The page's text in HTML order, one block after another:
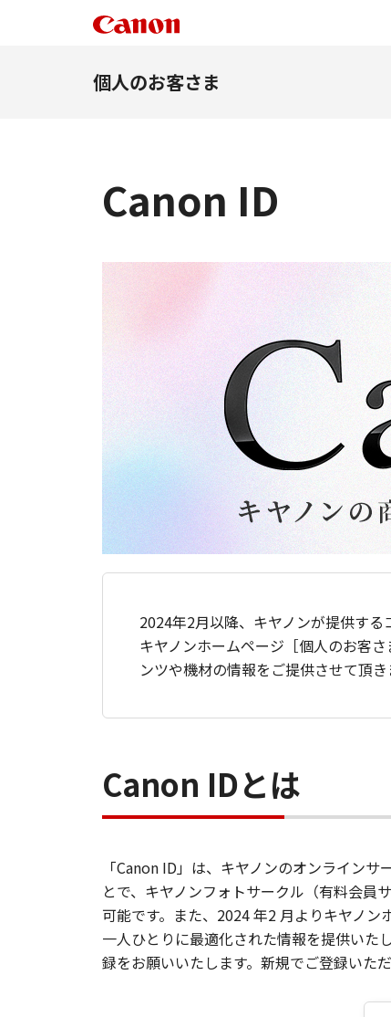
個人のお客さま
Canon ID
2024年2月以降、キヤノンが提供す
キヤノンホームページ［個人のお客
ンツや機材の情報をご提供させて頂き
Canon IDとは
「Canon ID」は、キヤノンのオンライン
とで、キヤノンフォトサークル（有料会員
可能です。また、2024 年2 月よりキヤノ
一人ひとりに最適化された情報を提供いた
録をお願いいたします。新規でご登録いた